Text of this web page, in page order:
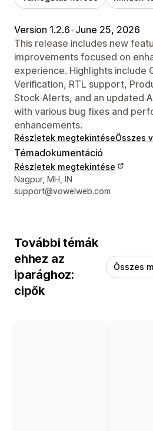
Version 1.2.6•June 25, 2026
This release includes new
improvements focused on
experience. Highlights include
Verification, RTL support,
Stock Alerts, and an updated
with various bug fixes and
enhancements.
Részletek megtekintéseÖsszes
Témadokumentáció
Részletek megtekintése
Dizájner kapcsolattartási adatai
Nagpur, MH, IN
support@vowelweb.com
További témák
ehhez az
iparághoz:
cipők
Összes